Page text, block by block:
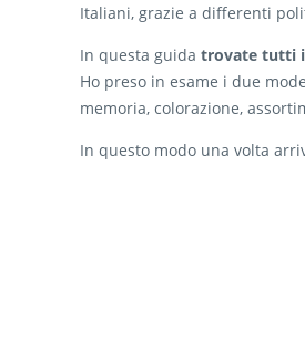
Italiani, grazie a differenti
In questa guida trovate tutti i
Ho preso in esame i due
memoria, colorazione,
In questo modo una volta